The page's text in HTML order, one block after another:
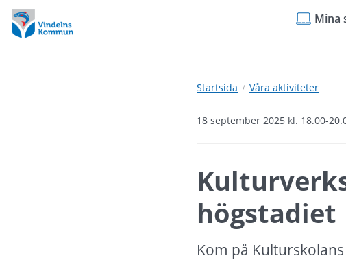
Hoppa
till
innehåll
Hoppa
till
undermeny
Mina
Startsida Våra aktiviteter
18 september 2025 kl. 18.00-
högstadiet
Kom på